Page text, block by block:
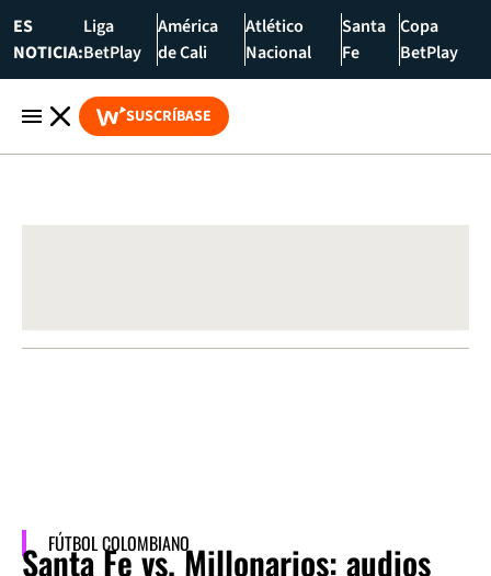
ES
NOTICIA:
Liga
BetPlay
América
de Cali
Atlético
Nacional
Santa
Fe
Copa
BetPlay
SUSCRÍBASE
FÚTBOL COLOMBIANO
Santa Fe vs. Millonarios: audios